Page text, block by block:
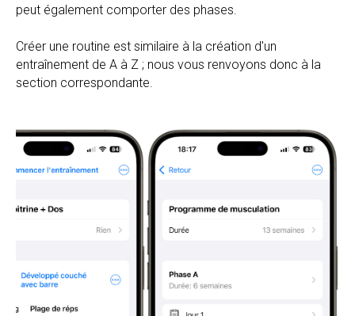
peut également comporter des phases.
Créer une routine est similaire à la création d'un
entraînement de A à Z ; nous vous renvoyons donc à la
section correspondante.